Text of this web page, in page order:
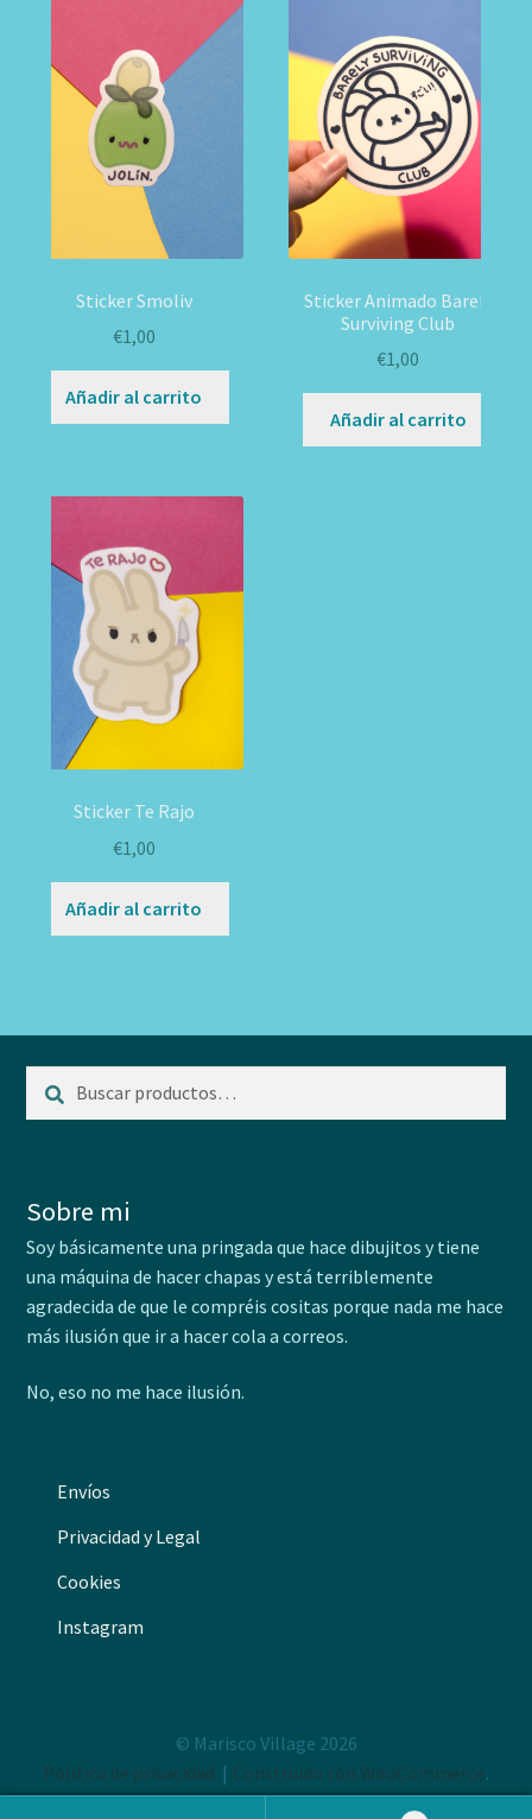
Sticker Smoliv
€1,00
Añadir al carrito
Sticker Animado Barely
Surviving Club
€1,00
Añadir al carrito
Sticker Te Rajo
€1,00
Añadir al carrito
por:
Sobre mi
Soy básicamente una pringada que hace dibujitos y tiene
una máquina de hacer chapas y está terriblemente
agradecida de que le compréis cositas porque nada me hace
más ilusión que ir a hacer cola a correos.
No, eso no me hace ilusión.
Envíos
Privacidad y Legal
Cookies
Instagram
© Marisco Village 2026
Política de privacidad
Construido con WooCommerce.